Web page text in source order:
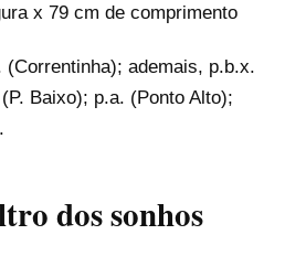
x 79 cm de comprimento
(Correntinha); ademais, p.b.x.
Baixo); p.a. (Ponto Alto);
dos sonhos